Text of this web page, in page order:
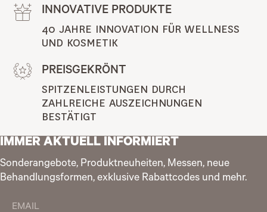
INNOVATIVE PRODUKTE
40 JAHRE INNOVATION FÜR WELLNESS
UND KOSMETIK
PREISGEKRÖNT
SPITZENLEISTUNGEN DURCH
ZAHLREICHE AUSZEICHNUNGEN
BESTÄTIGT
IMMER AKTUELL INFORMIERT
Sonderangebote, Produktneuheiten, Messen, neue
Behandlungsformen, exklusive Rabattcodes und mehr.